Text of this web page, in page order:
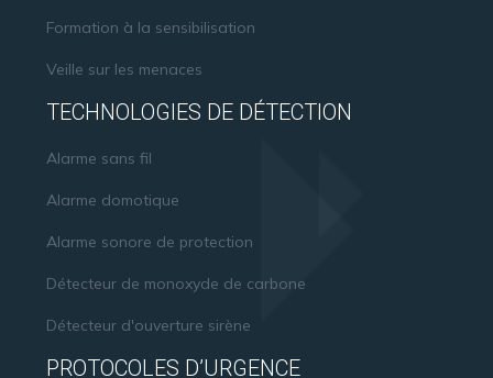
Formation à la sensibilisation
Veille sur les menaces
TECHNOLOGIES DE DÉTECTION
Alarme sans fil
Alarme domotique
Alarme sonore de protection
Détecteur de monoxyde de carbone
Détecteur d'ouverture sirène
PROTOCOLES D’URGENCE